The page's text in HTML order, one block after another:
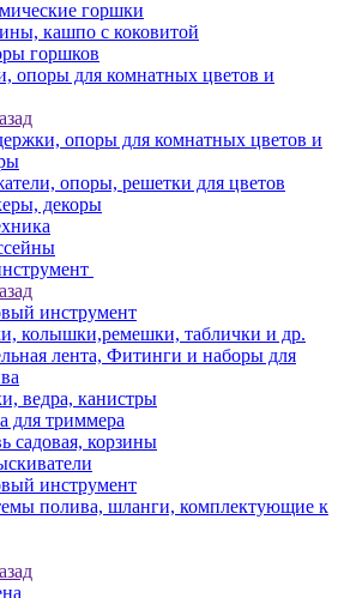
горшки
кашпо с коковитой
горшков
опоры для комнатных цветов и
опоры для комнатных цветов и
опоры, решетки для цветов
декоры
инструмент
колышки,ремешки, таблички и др.
лента, Фитинги и наборы для
ведра, канистры
для триммера
садовая, корзины
инструмент
полива, шланги, комплектующие к